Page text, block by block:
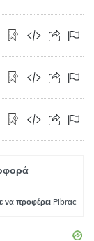
να προφέρει Pibrac